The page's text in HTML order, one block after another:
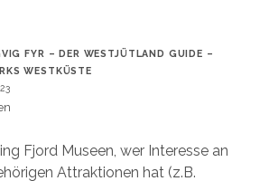
FYR – DER WESTJÜTLAND GUIDE –
WESTKÜSTE
Fjord Museen, wer Interesse an
Attraktionen hat (z.B.